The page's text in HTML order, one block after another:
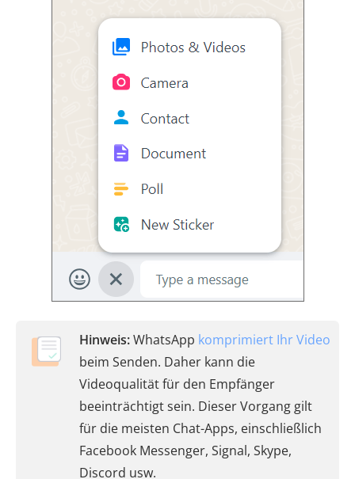
Hinweis:WhatsApp komprimiert Ihr Video
beim Senden. Daher kann die
Videoqualität für den Empfänger
beeinträchtigt sein. Dieser Vorgang gilt
für die meisten Chat-Apps, einschließlich
Facebook Messenger, Signal, Skype,
Discord usw.